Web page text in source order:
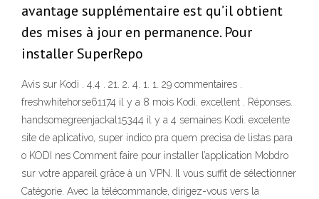
avantage supplémentaire est qu’il obtient
des mises à jour en permanence. Pour
installer SuperRepo
Avis sur Kodi . 4.4 . 21. 2. 4. 1. 1. 29 commentaires .
freshwhitehorse61174 il y a 8 mois Kodi. excellent . Réponses.
handsomegreenjackal15344 il y a 4 semaines Kodi. excelente
site de aplicativo, super indico pra quem precisa de listas para
o KODI nes Comment faire pour installer l’application Mobdro
sur votre appareil grâce à un VPN. Il vous suffit de sélectionner
Catégorie. Avec la télécommande, dirigez-vous vers la